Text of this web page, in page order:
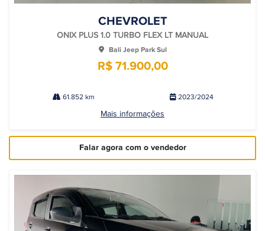
CHEVROLET
ONIX PLUS 1.0 TURBO FLEX LT MANUAL
Bali Jeep Park Sul
R$ 71.900,00
61.852 km 2023/2024
Mais informações
Falar agora com o vendedor